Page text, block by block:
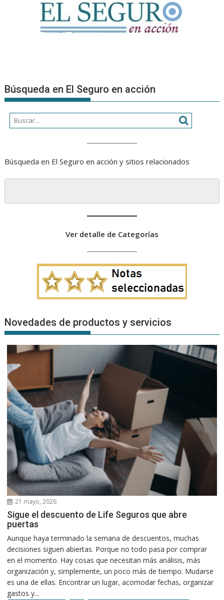
Búsqueda en El Seguro en acción
Búsqueda en El Seguro en acción y sitios relacionados
Ver detalle de Categorías
Novedades de productos y servicios
21 mayo, 2026
Sigue el descuento de Life Seguros que abre
puertas
Aunque haya terminado la semana de descuentos, muchas
decisiones siguen abiertas. Porque no todo pasa por comprar
en el momento. Hay cosas que necesitan más análisis, más
organización y, simplemente, un poco más de tiempo. Mudarse
es una de ellas. Encontrar un lugar, acomodar fechas, organizar
gastos y...